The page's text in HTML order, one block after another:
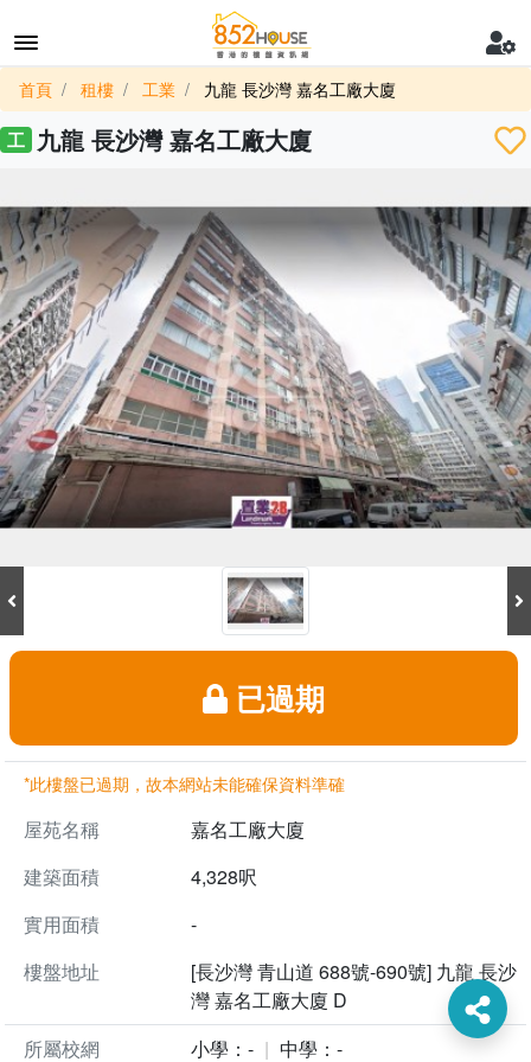
首頁 租樓 工業 九龍 長沙灣 嘉名工廠大廈
工 九龍 長沙灣 嘉名工廠大廈
已過期
*此樓盤已過期，故本網站未能確保資料準確
屋苑名稱
嘉名工廠大廈
建築面積
4,328呎
實用面積
-
樓盤地址
[長沙灣 青山道 688號-690號] 九龍 長沙
灣 嘉名工廠大廈 D
所屬校網
小學：- 中學：-